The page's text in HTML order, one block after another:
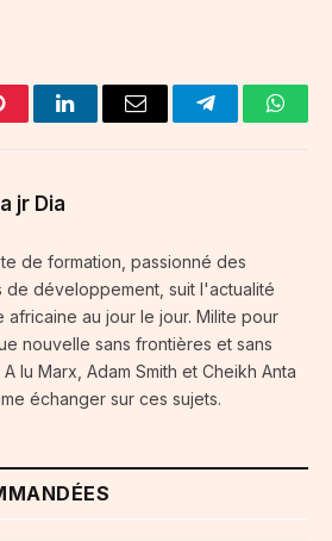
LinkedInEmail Telegram
jr Dia
de formation, passionné des
de développement, suit l'actualité
africaine au jour le jour. Milite pour
nouvelle sans frontières et sans
lu Marx, Adam Smith et Cheikh Anta
échanger sur ces sujets.